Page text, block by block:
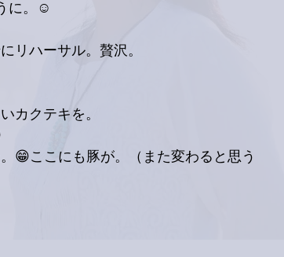
に。☺️
リハーサル。贅沢。
カクテキを。
😁ここにも豚が。（また変わると思う